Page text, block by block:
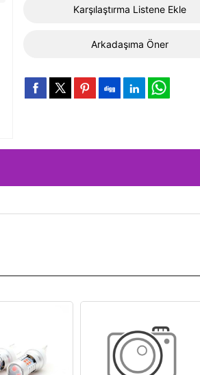
Karşılaştırma Listene Ekle
Arkadaşıma Öner